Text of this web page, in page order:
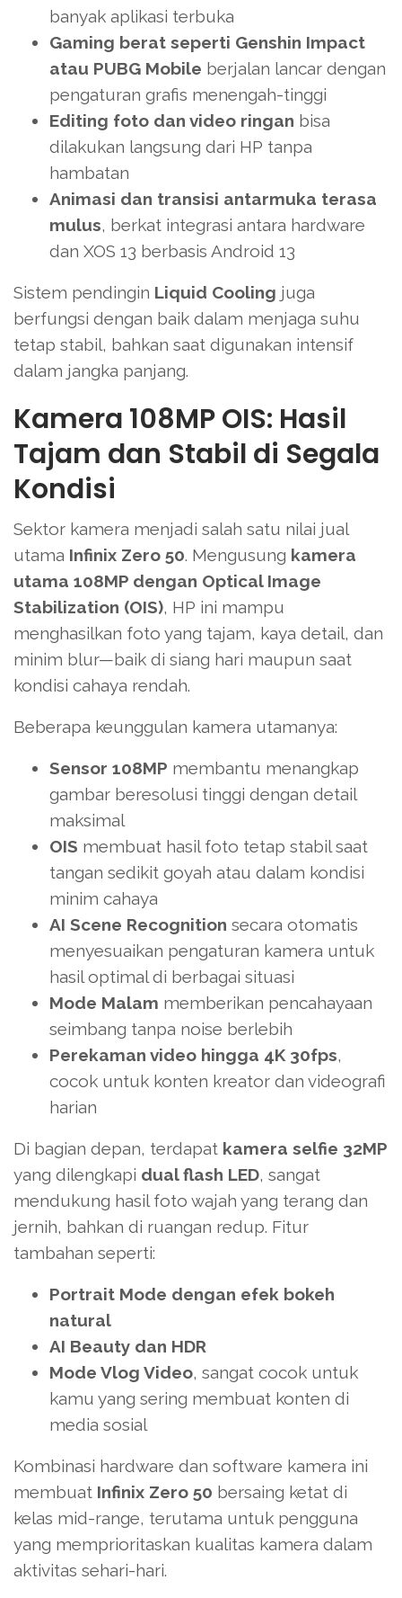
banyak aplikasi terbuka
Gaming berat seperti Genshin Impact
atau PUBG Mobile berjalan lancar dengan
pengaturan grafis menengah-tinggi
Editing foto dan video ringan bisa
dilakukan langsung dari HP tanpa
hambatan
Animasi dan transisi antarmuka terasa
mulus, berkat integrasi antara hardware
dan XOS 13 berbasis Android 13
Sistem pendingin Liquid Cooling juga
berfungsi dengan baik dalam menjaga suhu
tetap stabil, bahkan saat digunakan intensif
dalam jangka panjang.
Kamera 108MP OIS: Hasil
Tajam dan Stabil di Segala
Kondisi
Sektor kamera menjadi salah satu nilai jual
utama Infinix Zero 50. Mengusung kamera
utama 108MP dengan Optical Image
Stabilization (OIS), HP ini mampu
menghasilkan foto yang tajam, kaya detail, dan
minim blur—baik di siang hari maupun saat
kondisi cahaya rendah.
Beberapa keunggulan kamera utamanya:
Sensor 108MP membantu menangkap
gambar beresolusi tinggi dengan detail
maksimal
OIS membuat hasil foto tetap stabil saat
tangan sedikit goyah atau dalam kondisi
minim cahaya
AI Scene Recognition secara otomatis
menyesuaikan pengaturan kamera untuk
hasil optimal di berbagai situasi
Mode Malam memberikan pencahayaan
seimbang tanpa noise berlebih
Perekaman video hingga 4K 30fps,
cocok untuk konten kreator dan videografi
harian
Di bagian depan, terdapat kamera selfie 32MP
yang dilengkapi dual flash LED, sangat
mendukung hasil foto wajah yang terang dan
jernih, bahkan di ruangan redup. Fitur
tambahan seperti:
Portrait Mode dengan efek bokeh
natural
AI Beauty dan HDR
Mode Vlog Video, sangat cocok untuk
kamu yang sering membuat konten di
media sosial
Kombinasi hardware dan software kamera ini
membuat Infinix Zero 50 bersaing ketat di
kelas mid-range, terutama untuk pengguna
yang memprioritaskan kualitas kamera dalam
aktivitas sehari-hari.